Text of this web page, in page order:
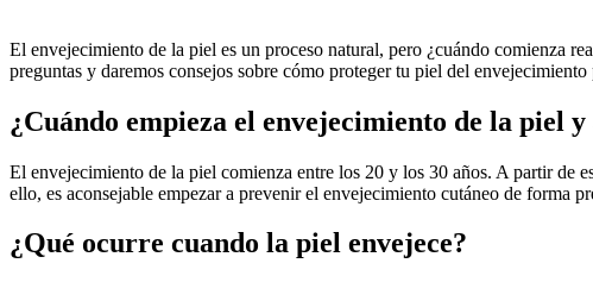
El envejecimiento de la piel es un proceso natural, pero ¿cuándo comienza
preguntas y daremos consejos sobre cómo proteger tu piel del envejecimiento
¿Cuándo empieza el envejecimiento de la piel
El envejecimiento de la piel comienza entre los 20 y los 30 años. A partir de
ello, es aconsejable empezar a prevenir el envejecimiento cutáneo de forma
¿Qué ocurre cuando la piel envejece?